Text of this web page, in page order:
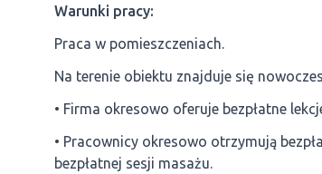
Warunki pracy:
Praca w pomieszczeniach.
Na terenie obiektu znajduje się
• Firma okresowo oferuje bezpłatne
• Pracownicy okresowo otrzymują
bezpłatnej sesji masażu.